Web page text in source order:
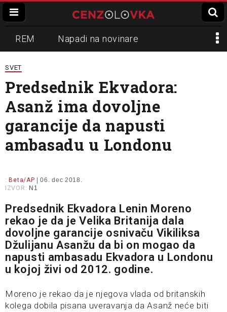
REM Napadi na novinare
Zvučni top
Propaganda Lokalni mediji
Informer Slavko Ćuruvija
SVET
Predsednik Ekvadora:
Asanž ima dovoljne
garancije da napusti
ambasadu u Londonu
: Beta/AP | 06. dec 2018.
IZVOR: N1
Predsednik Ekvadora Lenin Moreno
rekao je da je Velika Britanija dala
dovoljne garancije osnivaču Vikiliksa
Džulijanu Asanžu da bi on mogao da
napusti ambasadu Ekvadora u Londonu
u kojoj živi od 2012. godine.
Moreno je rekao da je njegova vlada od britanskih
kolega dobila pisana uveravanja da Asanž neće biti